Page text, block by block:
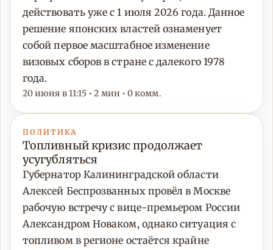
действовать уже с 1 июля 2026 года. Данное
решение японских властей ознаменует
собой первое масштабное изменение
визовых сборов в стране с далекого 1978
года.
20 июня в 11:15 • 2 мин • 0 комм.
ПОЛИТИКА
Топливный кризис продолжает
усугубляться
Губернатор Калининградской области
Алексей Беспрозванных провёл в Москве
рабочую встречу с вице-премьером России
Александром Новаком, однако ситуация с
топливом в регионе остаётся крайне